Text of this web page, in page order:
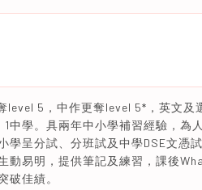
level 5，中作更奪level 5*，英文及
中學。具兩年中小學補習經驗，為
呈分試、分班試及中學DSE文憑試
動易明，提供筆記及練習，課後
破佳績。